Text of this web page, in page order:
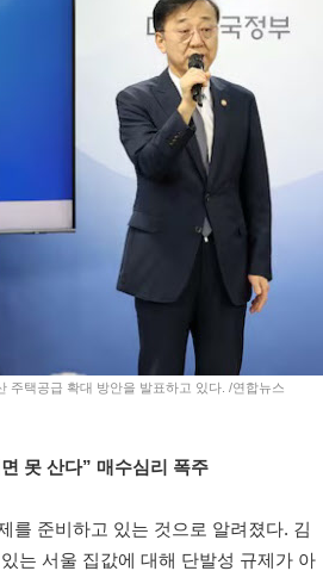
주택공급 확대 방안을 발표하고 있다. /연합뉴스
못 산다” 매수심리 폭주
를 준비하고 있는 것으로 알려졌다. 김
는 서울 집값에 대해 단발성 규제가 아